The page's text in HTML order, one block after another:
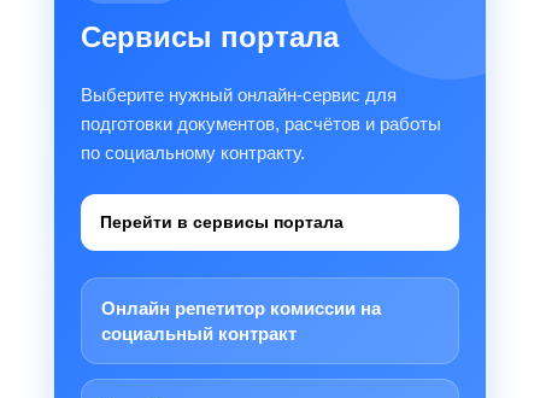
Сервисы портала
Выберите нужный онлайн-сервис для
подготовки документов, расчётов и работы
по социальному контракту.
Перейти в сервисы портала
Онлайн репетитор комиссии на
социальный контракт